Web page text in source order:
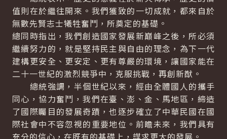
值則在於繼往開來。我們獲致的一切成就，都來自於
無數先賢志士犧牲奮鬥，所奠定的基礎。
總同時指出，我們創造國家發展新巔峰之後，所必須
繼續努力的，就是堅持民主與自由的理念，為下一代
建構更安全、更安定、更有尊嚴的環境，讓國家能在
二十一世紀的激烈競爭中，克服挑戰，再創新猷。
總統強調，半個世紀以來，經由全體國人的攜手
同心，協力奮鬥，我們在臺、澎、金、馬地區，締造
了國際矚目的發展奇蹟，也逐步確立了中華民國在國
際社會中不容忽視的重要地位。前瞻未來，我們具有
充分的信心，在既有的基礎上，謀求更大的發展。